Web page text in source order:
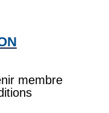
membre